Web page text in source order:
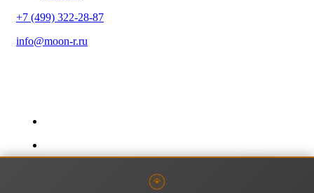
+7 (499) 322-28-87
info@moon-r.ru